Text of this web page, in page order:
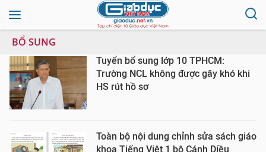
BỔ SUNG
Tuyển bổ sung lớp 10 TPHCM:
Trường NCL không được gây khó khi
HS rút hồ sơ
Toàn bộ nội dung chỉnh sửa sách giáo
khoa Tiếng Việt 1 bộ Cánh Diều